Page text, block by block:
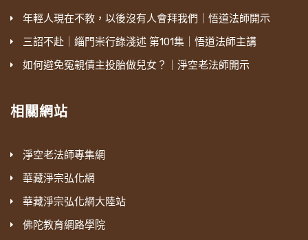
年輕人現在不教，以後沒有人會拜我們｜悟道法師開示
三詔不赴｜緇門崇行錄淺述 第101集｜悟道法師主講
如何避免冤親債主投胎做兒女？｜淨空老法師開示
相關網站
淨空老法師專集網
華藏淨宗弘化網
華藏淨宗弘化網大陸站
佛陀教育網路學院